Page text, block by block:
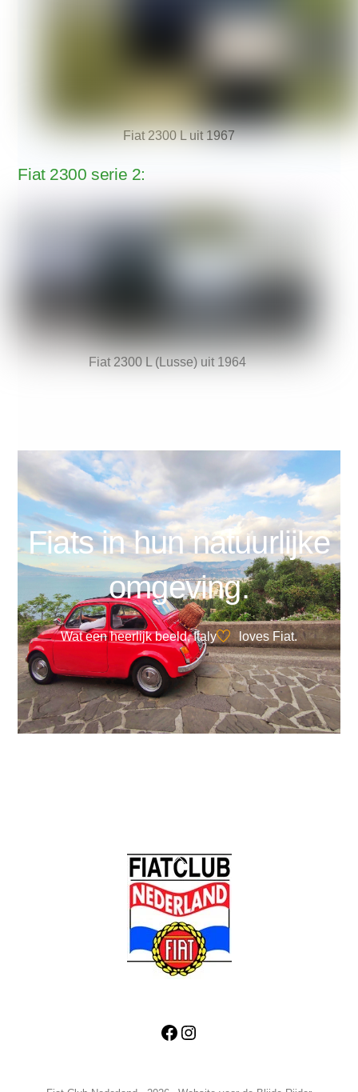
Fiat 2300 L uit 1967
Fiat 2300 serie 2:
Fiat 2300 L (Lusse) uit 1964
Fiats in hun natuurlijke
omgeving.
Wat een heerlijk beeld, Italy loves Fiat.
Back
To
Top
Facebook
Instagram